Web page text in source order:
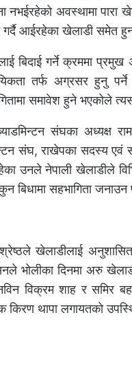
नभईरहेको अवस्थामा पारा
गर्दै आईरहेका खेलाडी समेत
बिदाई गर्ने क्रममा
तर्फ अग्रसर हुनु
समावेश हुने भएकोले
संघका अध्यक्ष
संघ, राखेपका सदस्य एवं
उनले नेपाली खेलाडीले
बिधामा सहभागिता जनाउन
खेलाडीलाई
भोलीका दिनमा अरु
विक्रम शाह र समिर
किरण थापा लगायतको